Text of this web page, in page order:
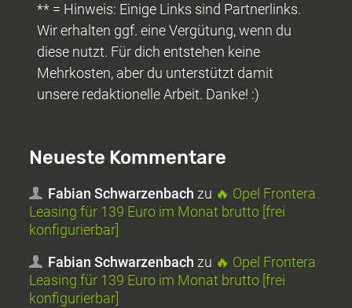
** = Hinweis: Einige Links sind Partnerlinks.
Wir erhalten ggf. eine Vergütung, wenn du
diese nutzt. Für dich entstehen keine
Mehrkosten, aber du unterstützt damit
unsere redaktionelle Arbeit. Danke! :)
Neueste Kommentare
Fabian Schwarzenbach zu 🔥 Opel Frontera
Leasing für 139 Euro im Monat brutto [frei
konfigurierbar]
Fabian Schwarzenbach zu 🔥 Opel Frontera
Leasing für 139 Euro im Monat brutto [frei
konfigurierbar]